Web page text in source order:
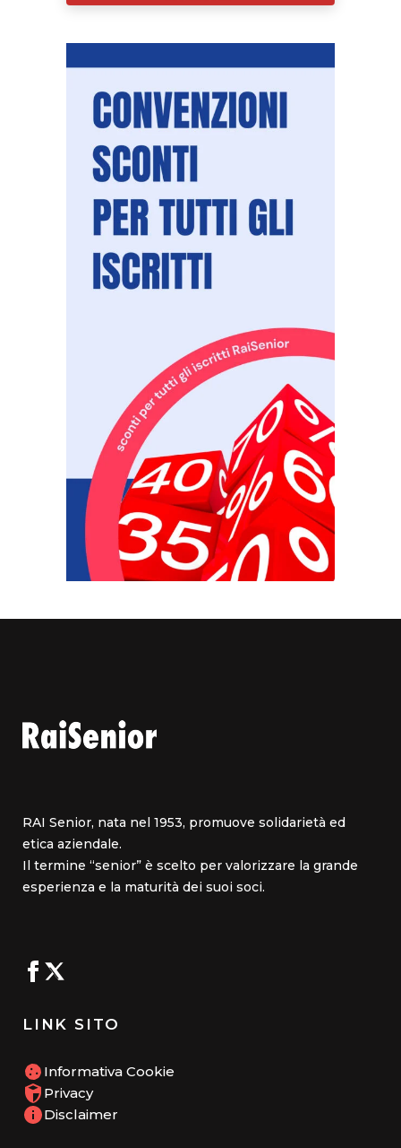
RAI Senior, nata nel 1953, promuove solidarietà ed
etica aziendale.
Il termine “senior” è scelto per valorizzare la grande
esperienza e la maturità dei suoi soci.
LINK SITO
Informativa Cookie
Privacy
Disclaimer